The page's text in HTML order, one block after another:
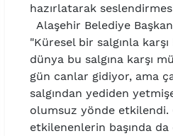
hazırlatarak
Alaşehir Belediye
"Küresel bir salgınla karşı
dünya bu salgına karşı
gün canlar gidiyor, ama
salgından yediden
olumsuz yönde etkilendi.
etkilenenlerin başında da